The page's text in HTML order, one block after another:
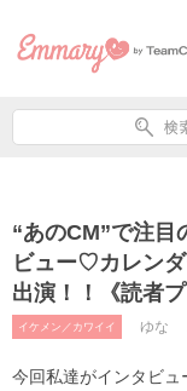
“あのCM”で注目
ビュー♡カレン
出演！！《読者
イケメン／カワイイ ゆな
今回私達がインタビ